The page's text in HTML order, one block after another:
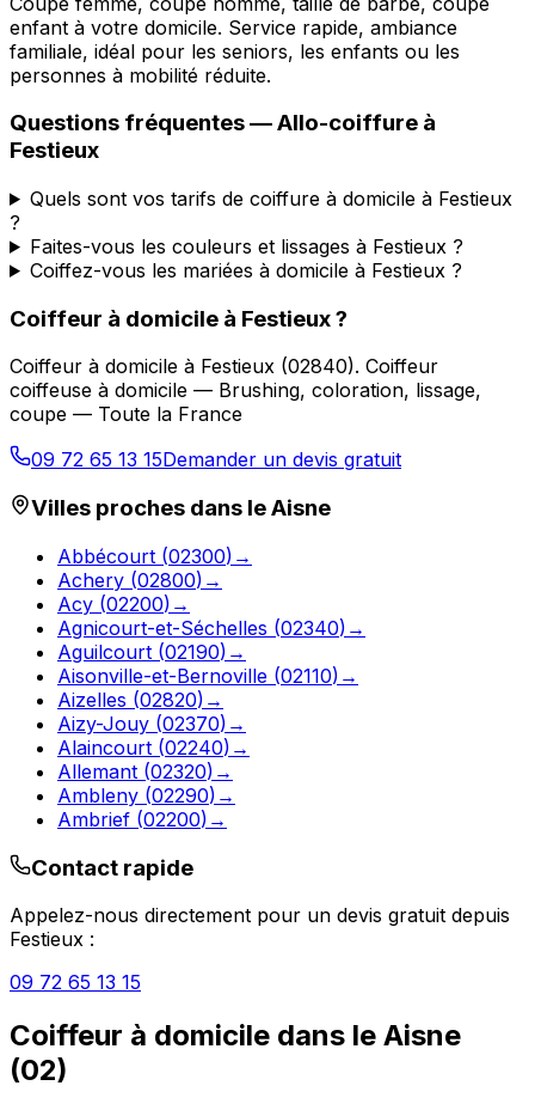
enfant à votre domicile. Service rapide, ambiance
familiale, idéal pour les seniors, les enfants ou les
personnes à mobilité réduite.
Questions fréquentes —Allo-coiffure à
Festieux
Quels sont vos tarifs de coiffure à domicile à Festieux
?
Faites-vous les couleurs et lissages à Festieux ?
Coiffez-vous les mariées à domicile à Festieux ?
Coiffeur à domicile à Festieux?
Coiffeur à domicile à Festieux (02840). Coiffeur
coiffeuse à domicile — Brushing, coloration, lissage,
coupe — Toute la France
09 72 65 13 15Demander un devis gratuit
Villes proches dans leAisne
Abbécourt (02300) →
Achery (02800) →
Acy (02200) →
Agnicourt-et-Séchelles (02340) →
Aguilcourt (02190) →
Aisonville-et-Bernoville (02110) →
Aizelles (02820) →
Aizy-Jouy (02370) →
Alaincourt (02240) →
Allemant (02320) →
Ambleny (02290) →
Ambrief (02200) →
Contact rapide
Appelez-nous directement pour un devis gratuit depuis
Festieux :
09 72 65 13 15
Coiffeur à domicile dans le Aisne
(02)